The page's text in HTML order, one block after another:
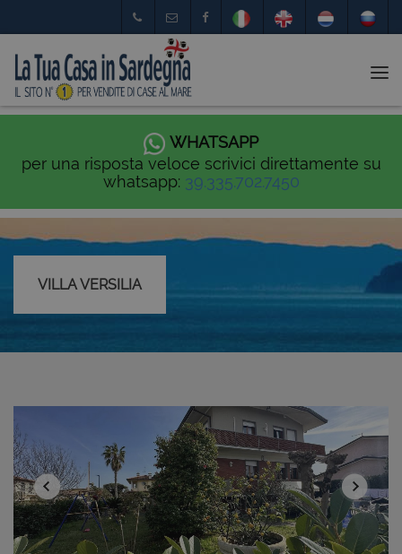
WHATSAPP
per una risposta veloce scrivici direttamente su
whatsapp: 39.335.702.7450
VILLA VERSILIA